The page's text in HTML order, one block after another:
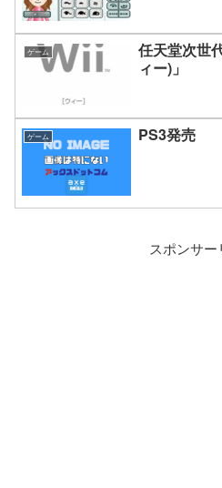
ゲーム
任天堂次世
ィー)」
ゲーム PS3発売
スポンサー